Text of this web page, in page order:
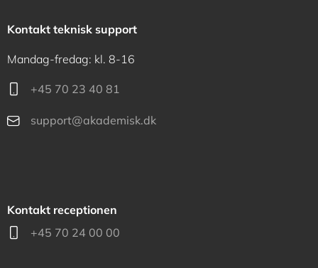
Kontakt teknisk support
Mandag-fredag: kl. 8-16
+45 70 23 40 81
support@akademisk.dk
Kontakt receptionen
+45 70 24 00 00